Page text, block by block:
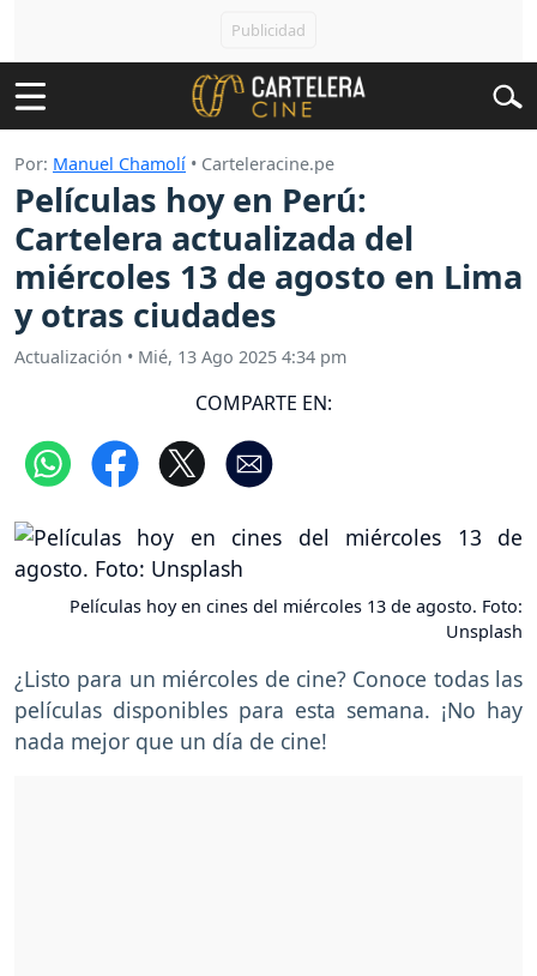
Por: Manuel Chamolí • Carteleracine.pe
Películas hoy en Perú:
Cartelera actualizada del
miércoles 13 de agosto en Lima
y otras ciudades
Actualización • Mié, 13 Ago 2025 4:34 pm
COMPARTE EN:
Películas hoy en cines del miércoles 13 de agosto. Foto:
Unsplash
¿Listo para un miércoles de cine? Conoce todas las
películas disponibles para esta semana. ¡No hay
nada mejor que un día de cine!